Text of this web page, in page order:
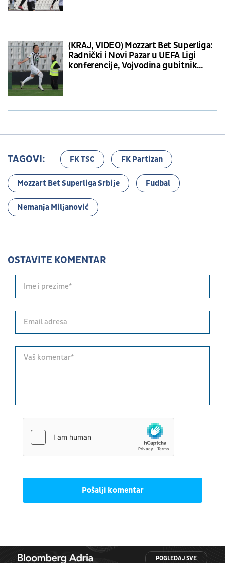
(KRAJ, VIDEO) Mozzart Bet Superliga:
Radnički i Novi Pazar u UEFA Ligi
konferencije, Vojvodina gubitnik
TAGOVI: FK TSC FK Partizan
Mozzart Bet Superliga Srbije Fudbal
Nemanja Miljanović
OSTAVITE KOMENTAR
Pošalji komentar
POGLEDAJ SVE